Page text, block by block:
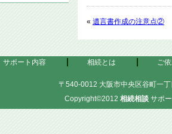
« 遺言書作成の注意点②
サポート内容 相続とは ご
〒540-0012 大阪市中央区谷町一
Copyright©2012 相続相談 サポ